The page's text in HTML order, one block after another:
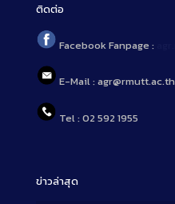
ติดต่อ
Facebook Fanpage :
E-Mail : agr@rmutt.ac.th
Tel : 02 592 1955
ข่าวล่าสุด